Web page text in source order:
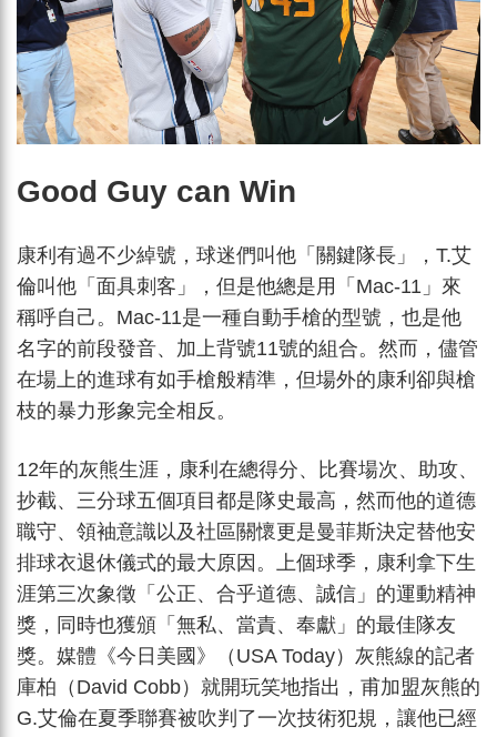
Good Guy can Win
康利有過不少綽號，球迷們叫他「關鍵隊長」，T.艾
倫叫他「面具刺客」，但是他總是用「Mac-11」來
稱呼自己。Mac-11是一種自動手槍的型號，也是他
名字的前段發音、加上背號11號的組合。然而，儘管
在場上的進球有如手槍般精準，但場外的康利卻與槍
枝的暴力形象完全相反。
12年的灰熊生涯，康利在總得分、比賽場次、助攻、
抄截、三分球五個項目都是隊史最高，然而他的道德
職守、領袖意識以及社區關懷更是曼菲斯決定替他安
排球衣退休儀式的最大原因。上個球季，康利拿下生
涯第三次象徵「公正、合乎道德、誠信」的運動精神
獎，同時也獲頒「無私、當責、奉獻」的最佳隊友
獎。媒體《今日美國》（USA Today）灰熊線的記者
庫柏（David Cobb）就開玩笑地指出，甫加盟灰熊的
G.艾倫在夏季聯賽被吹判了一次技術犯規，讓他已經